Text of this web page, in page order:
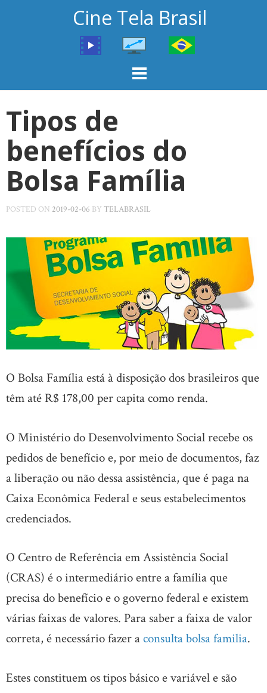
Cine Tela Brasil
Tipos de
benefícios do
Bolsa Família
POSTED ON 2019-02-06 BY TELABRASIL
O Bolsa Família está à disposição dos brasileiros que
têm até R$ 178,00 per capita como renda.
O Ministério do Desenvolvimento Social recebe os
pedidos de benefício e, por meio de documentos, faz
a liberação ou não dessa assistência, que é paga na
Caixa Econômica Federal e seus estabelecimentos
credenciados.
O Centro de Referência em Assistência Social
(CRAS) é o intermediário entre a família que
precisa do benefício e o governo federal e existem
várias faixas de valores. Para saber a faixa de valor
correta, é necessário fazer aconsulta bolsa familia.
Estes constituem os tipos básico e variável e são